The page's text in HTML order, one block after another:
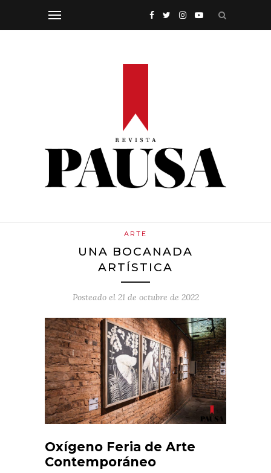
ARTE
UNA BOCANADA
ARTÍSTICA
Posteado el 21 de octubre de 2022
Oxígeno Feria de Arte
Contemporáneo